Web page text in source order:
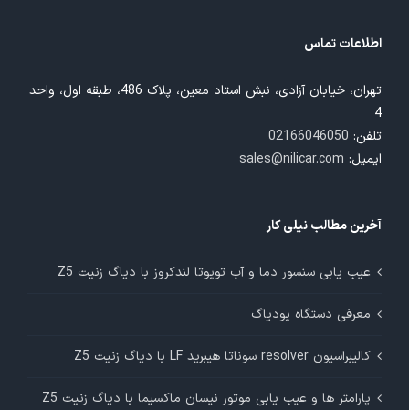
اطلاعات تماس
تهران، خیابان آزادی، نبش استاد معین، پلاک 486، طبقه اول، واحد
4
تلفن: 02166046050
ایمیل: sales@nilicar.com
آخرین مطالب نیلی کار
عیب یابی سنسور دما و آب تویوتا لندکروز با دیاگ زنیت Z5
معرفی دستگاه یودیاگ
کالیبراسیون resolver سوناتا هیبرید LF با دیاگ زنیت Z5
پارامتر ها و عیب یابی موتور نیسان ماکسیما با دیاگ زنیت Z5